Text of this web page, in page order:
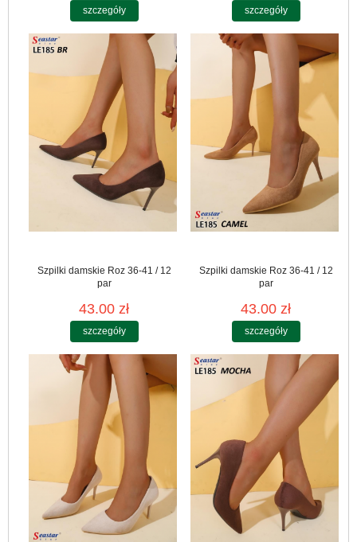
szczegóły szczegóły
Szpilki damskie Roz 36-41 / 12
par
43.00 zł
szczegóły
Szpilki damskie Roz 36-41 / 12
par
43.00 zł
szczegóły